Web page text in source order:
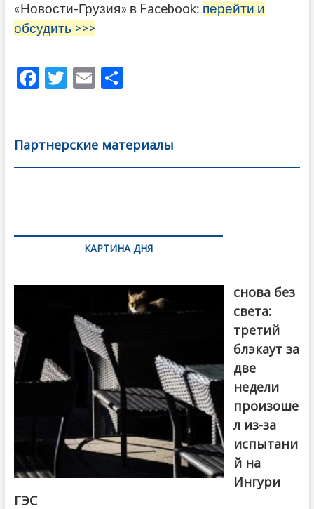
«Новости-Грузия» в Facebook: перейти и
обсудить >>>
F
b
o
T
er
E
l
О
а
в
Партнерские материалы
по
записямКАРТИНА ДНЯ
снова без
света:
третий
блэкаут за
две
недели
произоше
л из-за
испытани
й на
Ингури
ГЭС